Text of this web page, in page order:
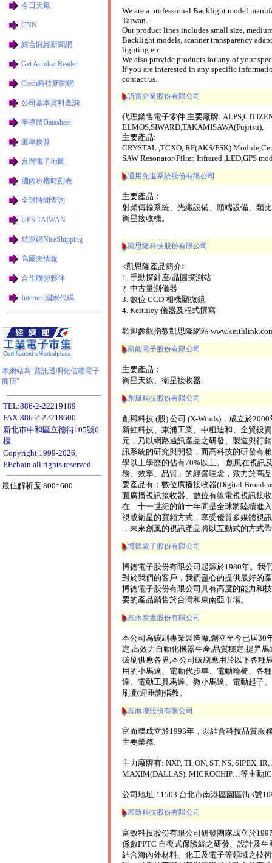
今日天氣
CNN
綜合財經新聞網
Get Acrobat Reader
Ctech科技新聞網
公司基本資料查詢
半導體Datasheet
匯率換算
台灣電子地圖
國內班機時刻表
全球時間查詢
UPS TAIWAN
航運網NiceShipping
高爾夫情報
合作聯盟夥伴
Internet 國家代碼
本網站為"資訊透明化信賴電子
商店"
TEL:886-2-22219189
FAX:886-2-22218600
新北市中和區立德街105號6
樓
Copyright,1999-2026,
EEchain all rights reserved.
最佳解析度 800*600
We are a professional Backlight model
Taiwan.
Our product lines includes small size,
Backlight models, scanner transparency
lighting etc.
We also provide products for any of your
If you are interested in any specific
contact us.
訢寶企業股份有限公司
代理銷售電子零件.主要廠牌:
ELMOS,SIWARD,TAKAMISAWA(Fujitsu),
主要產品:
CRYSTAL ,TCXO, RF(AKS/FSK)
SAW Resonator/Filter, Infrared ,LED,GPS
通用先進系統股份有限公司
主要產品︰
射頻傳輸系統、光纖設備、頭端設備、類
衛星接收機。
凱思隆科技股份有限公司
<凱思隆產品簡介>
1. 手動探針座/晶圓探測站
2. 中古量測儀器
3. 數位 CCD 相機顯微鏡
4. Keithley 儀器及程式撰寫
歡迎參觀指教凱思隆網站
凱能電子股份有限公司
主要產品︰
衛星天線、衛星接收器
創風科技股份有限公司
創風科技 (股) 公司 (X-Winds)，成立於
新虹科技、東浦工業、中租迪和、全貿投
元，乃以網路通訊產品之研發、製造與行
訊系統的研究與開發，而高科技的研發有
學以上學歷的佔有70%以上。 創風在視訊
務、效率、品質」的經營理念，致力於高
要產品有：數位廣播接收器(Digital
面廣播視訊接收器、數位有線電視視訊接
在二十一世紀的前十年間是全球將陸續進
視或衛星的寬頻方式，享受優質多媒體視
，未來創風的視訊產品將以互動式的方式
博德電子股份有限公司
博德電子股份有限公司起源於1980年。我
對於我們的客戶，我們盡心的提供最好的
博德電子股份有限公司具有高度的能力和
要的產品銷售於台灣和東南亞市場。
富永炭素股份有限公司
本公司為碳刷專業製造廠,創立至今已屆30
定,高效力自動化機器生產,品質穩定,提昇
碳刷供應各界,本公司碳刷應用於以下各種
用的小馬達、電動代步車、電動輪椅、各
達、電動工具馬達、微小馬達、電動起子
刷,歡迎垂詢指教。
富而瓅股份有限公司
富而瓅成立於1993年，以結合科技品質服
主要業務.
主力廠牌有: NXP, TI, ON, ST, NS, SIPEX,
MAXIM(DALLAS), MICROCHIP…等主動
公司地址:11503 台北市南港區園區街3號
富致科技股份有限公司
富致科技股份有限公司研發團隊成立於
係數PPTC 自復式保險絲之研發、設計及
結合海內外材料、化工及電子等領域之技